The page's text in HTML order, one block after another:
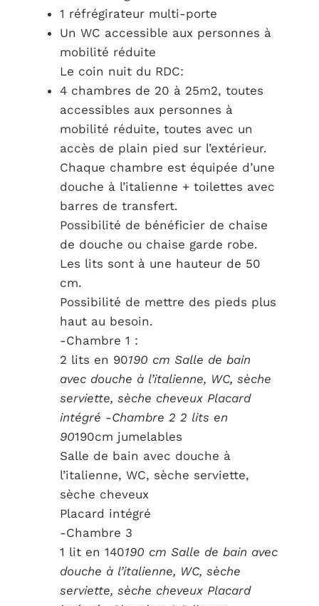
1 réfrégirateur multi-porte
Un WC accessible aux personnes à
mobilité réduite
Le coin nuit du RDC:
4 chambres de 20 à 25m2, toutes
accessibles aux personnes à
mobilité réduite, toutes avec un
accès de plain pied sur l’extérieur.
Chaque chambre est équipée d’une
douche à l’italienne + toilettes avec
barres de transfert.
Possibilité de bénéficier de chaise
de douche ou chaise garde robe.
Les lits sont à une hauteur de 50
cm.
Possibilité de mettre des pieds plus
haut au besoin.
-Chambre 1 :
2 lits en 90190 cm Salle de bain
avec douche à l’italienne, WC, sèche
serviette, sèche cheveux Placard
intégré -Chambre 2 2 lits en
90190cm jumelables
Salle de bain avec douche à
l’italienne, WC, sèche serviette,
sèche cheveux
Placard intégré
-Chambre 3
1 lit en 140190 cm Salle de bain avec
douche à l’italienne, WC, sèche
serviette, sèche cheveux Placard